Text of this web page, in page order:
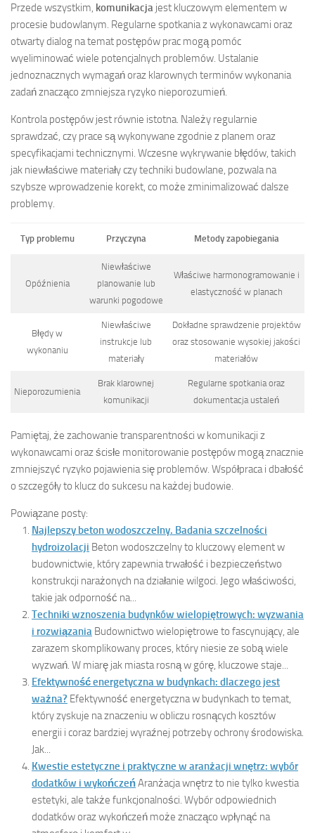
Przede wszystkim, komunikacja jest kluczowym elementem w
procesie budowlanym. Regularne spotkania z wykonawcami oraz
otwarty dialog na temat postępów prac mogą pomóc
wyeliminować wiele potencjalnych problemów. Ustalanie
jednoznacznych wymagań oraz klarownych terminów wykonania
zadań znacząco zmniejsza ryzyko nieporozumień.
Kontrola postępów jest równie istotna. Należy regularnie
sprawdzać, czy prace są wykonywane zgodnie z planem oraz
specyfikacjami technicznymi. Wczesne wykrywanie błędów, takich
jak niewłaściwe materiały czy techniki budowlane, pozwala na
szybsze wprowadzenie korekt, co może zminimalizować dalsze
problemy.
Typ problemu Przyczyna Metody zapobiegania
Opóźnienia
Niewłaściwe
planowanie lub
warunki pogodowe
Właściwe harmonogramowanie i
elastyczność w planach
Błędy w
wykonaniu
Niewłaściwe
instrukcje lub
materiały
Dokładne sprawdzenie projektów
oraz stosowanie wysokiej jakości
materiałów
Nieporozumienia
Brak klarownej
komunikacji
Regularne spotkania oraz
dokumentacja ustaleń
Pamiętaj, że zachowanie transparentności w komunikacji z
wykonawcami oraz ścisłe monitorowanie postępów mogą znacznie
zmniejszyć ryzyko pojawienia się problemów. Współpraca i dbałość
o szczegóły to klucz do sukcesu na każdej budowie.
Powiązane posty:
Najlepszy beton wodoszczelny. Badania szczelności
hydroizolacji Beton wodoszczelny to kluczowy element w
budownictwie, który zapewnia trwałość i bezpieczeństwo
konstrukcji narażonych na działanie wilgoci. Jego właściwości,
takie jak odporność na...
Techniki wznoszenia budynków wielopiętrowych: wyzwania
i rozwiązania Budownictwo wielopiętrowe to fascynujący, ale
zarazem skomplikowany proces, który niesie ze sobą wiele
wyzwań. W miarę jak miasta rosną w górę, kluczowe staje...
Efektywność energetyczna w budynkach: dlaczego jest
ważna? Efektywność energetyczna w budynkach to temat,
który zyskuje na znaczeniu w obliczu rosnących kosztów
energii i coraz bardziej wyraźnej potrzeby ochrony środowiska.
Jak...
Kwestie estetyczne i praktyczne w aranżacji wnętrz: wybór
dodatków i wykończeńAranżacja wnętrz to nie tylko kwestia
estetyki, ale także funkcjonalności. Wybór odpowiednich
dodatków oraz wykończeń może znacząco wpłynąć na